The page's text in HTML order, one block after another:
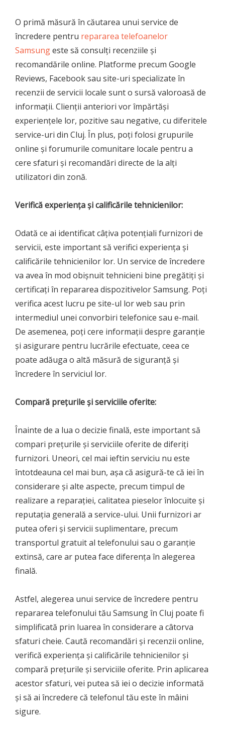
O primă măsură în căutarea unui service de
încredere pentru repararea telefoanelor
Samsungeste să consulți recenziile și
recomandările online. Platforme precum Google
Reviews, Facebook sau site-uri specializate în
recenzii de servicii locale sunt o sursă valoroasă de
informații. Clienții anteriori vor împărtăși
experiențele lor, pozitive sau negative, cu diferitele
service-uri din Cluj. În plus, poți folosi grupurile
online și forumurile comunitare locale pentru a
cere sfaturi și recomandări directe de la alți
utilizatori din zonă.
Verifică experiența și calificările tehnicienilor:
Odată ce ai identificat câțiva potențiali furnizori de
servicii, este important să verifici experiența și
calificările tehnicienilor lor. Un service de încredere
va avea în mod obișnuit tehnicieni bine pregătiți și
certificați în repararea dispozitivelor Samsung. Poți
verifica acest lucru pe site-ul lor web sau prin
intermediul unei convorbiri telefonice sau e-mail.
De asemenea, poți cere informații despre garanție
și asigurare pentru lucrările efectuate, ceea ce
poate adăuga o altă măsură de siguranță și
încredere în serviciul lor.
Compară prețurile și serviciile oferite:
Înainte de a lua o decizie finală, este important să
compari prețurile și serviciile oferite de diferiți
furnizori. Uneori, cel mai ieftin serviciu nu este
întotdeauna cel mai bun, așa că asigură-te că iei în
considerare și alte aspecte, precum timpul de
realizare a reparației, calitatea pieselor înlocuite și
reputația generală a service-ului. Unii furnizori ar
putea oferi și servicii suplimentare, precum
transportul gratuit al telefonului sau o garanție
extinsă, care ar putea face diferența în alegerea
finală.
Astfel, alegerea unui service de încredere pentru
repararea telefonului tău Samsung în Cluj poate fi
simplificată prin luarea în considerare a câtorva
sfaturi cheie. Caută recomandări și recenzii online,
verifică experiența și calificările tehnicienilor și
compară prețurile și serviciile oferite. Prin aplicarea
acestor sfaturi, vei putea să iei o decizie informată
și să ai încredere că telefonul tău este în mâini
sigure.